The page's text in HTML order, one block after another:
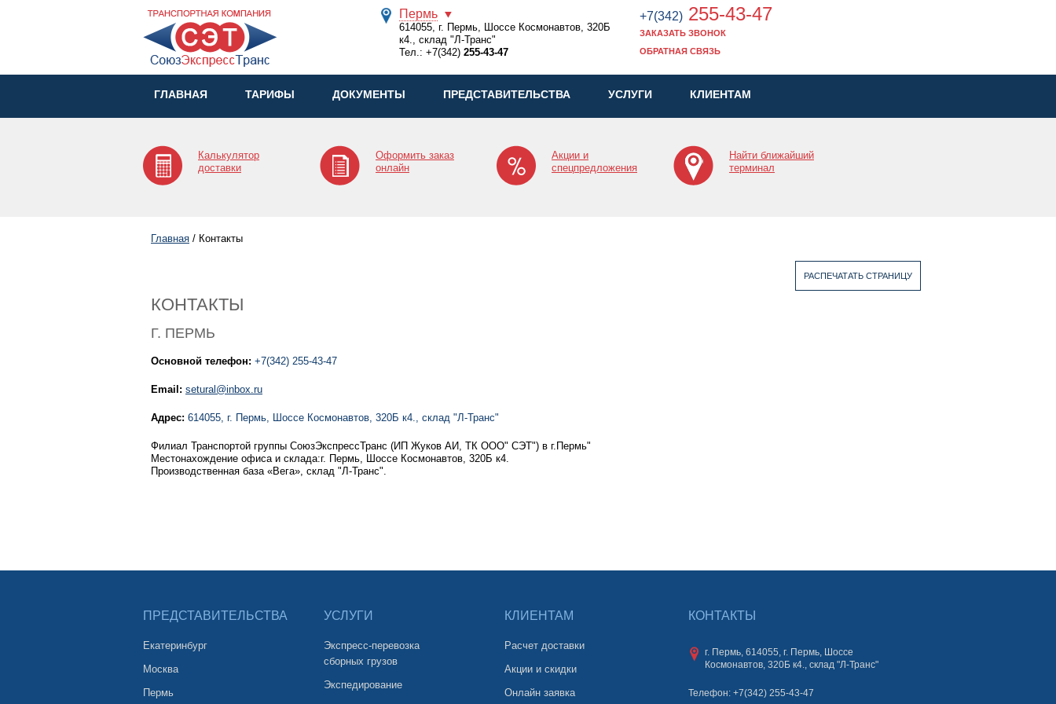
Пермь
614055, г. Пермь, Шоссе Космонавтов, 320Б
к4., склад "Л-Транс"
Тел.:+7(342) 255-43-47
+7(342)255-43-47
ЗАКАЗАТЬ ЗВОНОК
ОБРАТНАЯ СВЯЗЬ
ГЛАВНАЯ ТАРИФЫ ДОКУМЕНТЫ ПРЕДСТАВИТЕЛЬСТВА УСЛУГИ КЛИЕНТАМ
Калькулятор
доставки
Оформить заказ
онлайн
Акции и
спецпредложения
Найти ближайший
терминал
Главная / Контакты
РАСПЕЧАТАТЬ СТРАНИЦУ
КОНТАКТЫ
Г. ПЕРМЬ
Основной телефон: +7(342) 255-43-47
Email: setural@inbox.ru
Адрес: 614055, г. Пермь, Шоссе Космонавтов, 320Б к4., склад "Л-Транс"
Филиал Транспортой группы СоюзЭкспрессТранс (ИП Жуков АИ, ТК ООО" СЭТ") в г.Пермь"
Местонахождение офиса и склада:г. Пермь, Шоссе Космонавтов, 320Б к4.
Производственная база «Вега», склад "Л-Транс".
ПРЕДСТАВИТЕЛЬСТВА
Екатеринбург
Москва
Пермь
УСЛУГИ
Экспресс-перевозка
сборных грузов
Экспедирование
КЛИЕНТАМ
Расчет доставки
Акции и скидки
Онлайн заявка
КОНТАКТЫ
г. Пермь, 614055, г. Пермь, Шоссе
Космонавтов, 320Б к4., склад "Л-Транс"
Телефон: +7(342) 255-43-47